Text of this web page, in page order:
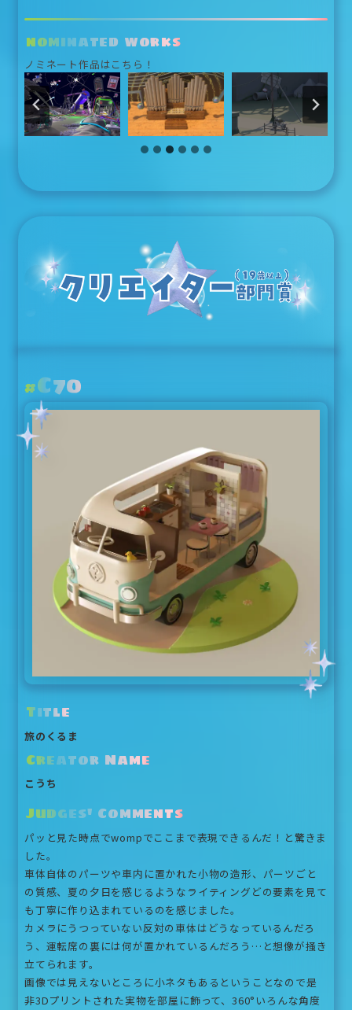
nominated works
ノミネート作品はこちら！
#C70
Title
旅のくるま
Creator Name
こうち
Judges' Comments
パッと見た時点でwompでここまで表現できるんだ！と驚きま
した。
車体自体のパーツや車内に置かれた小物の造形、パーツごと
の質感、夏の夕日を感じるようなライティングどの要素を見て
も丁寧に作り込まれているのを感じました。
カメラにうつっていない反対の車体はどうなっているんだろ
う、運転席の裏には何が置かれているんだろう…と想像が掻き
立てられます。
画像では見えないところに小ネタもあるということなので是
非3Dプリントされた実物を部屋に飾って、360°いろんな角度